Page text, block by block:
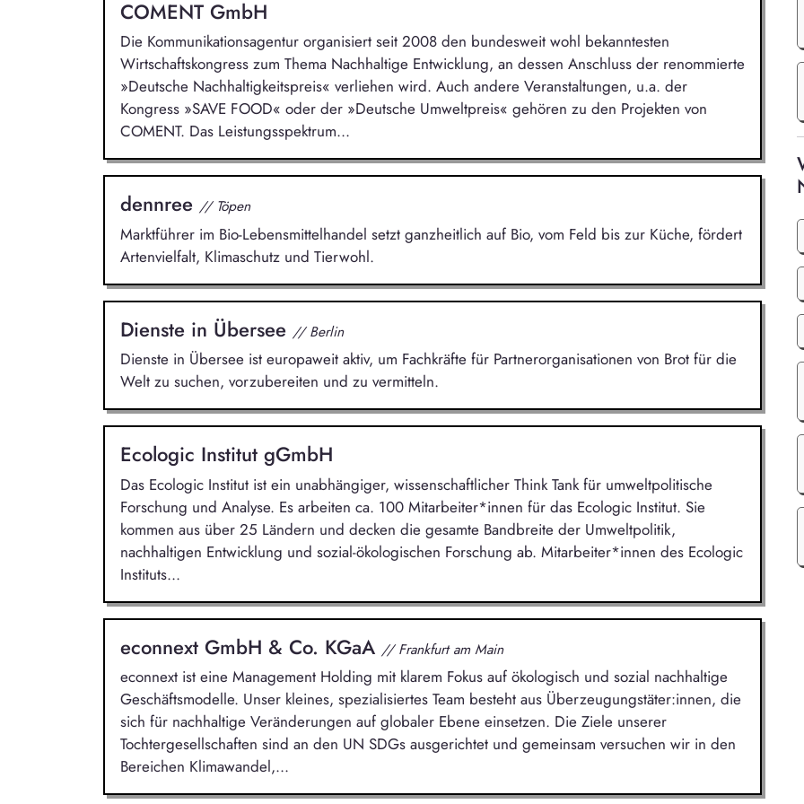
COMENT GmbH
Die Kommunikationsagentur organisiert seit 2008 den bundesweit wohl bekanntesten
Wirtschaftskongress zum Thema Nachhaltige Entwicklung, an dessen Anschluss der renommierte
»Deutsche Nachhaltigkeitspreis« verliehen wird. Auch andere Veranstaltungen, u.a. der
Kongress »SAVE FOOD« oder der »Deutsche Umweltpreis« gehören zu den Projekten von
COMENT. Das Leistungsspektrum...
dennree // Töpen
Marktführer im Bio-Lebensmittelhandel setzt ganzheitlich auf Bio, vom Feld bis zur Küche, fördert
Artenvielfalt, Klimaschutz und Tierwohl.
Dienste in Übersee // Berlin
Dienste in Übersee ist europaweit aktiv, um Fachkräfte für Partnerorganisationen von Brot für die
Welt zu suchen, vorzubereiten und zu vermitteln.
Ecologic Institut gGmbH
Das Ecologic Institut ist ein unabhängiger, wissenschaftlicher Think Tank für umweltpolitische
Forschung und Analyse. Es arbeiten ca. 100 Mitarbeiter*innen für das Ecologic Institut. Sie
kommen aus über 25 Ländern und decken die gesamte Bandbreite der Umweltpolitik,
nachhaltigen Entwicklung und sozial-ökologischen Forschung ab. Mitarbeiter*innen des Ecologic
Instituts...
econnext GmbH & Co. KGaA // Frankfurt am Main
econnext ist eine Management Holding mit klarem Fokus auf ökologisch und sozial nachhaltige
Geschäftsmodelle. Unser kleines, spezialisiertes Team besteht aus Überzeugungstäter:innen, die
sich für nachhaltige Veränderungen auf globaler Ebene einsetzen. Die Ziele unserer
Tochtergesellschaften sind an den UN SDGs ausgerichtet und gemeinsam versuchen wir in den
Bereichen Klimawandel,...